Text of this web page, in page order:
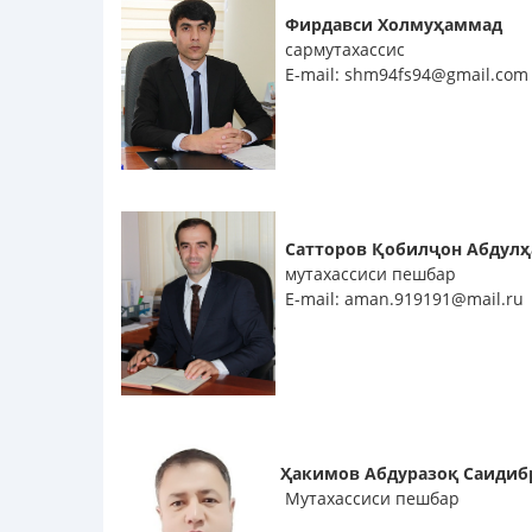
Фирдавси Холмуҳаммад
сармутахассис
E-mail: shm94fs94@gmail.com
Сатторов Қобилҷон
мутахассиси пешбар
E-mail: aman.919191@mail.ru
Ҳакимов Абдуразоқ
Мутахассиси пешбар